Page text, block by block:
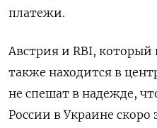
платежи.
Австрия и RBI, который
также находится в
не спешат в надежде,
России в Украине скоро